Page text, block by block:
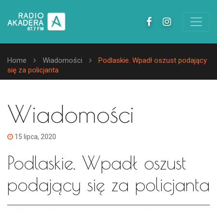
Home Wiadomości
Podlaskie. Wpadł oszust podający
się za policjanta
Wiadomości
15 lipca, 2020
Podlaskie. Wpadł oszust
podający się za policjanta